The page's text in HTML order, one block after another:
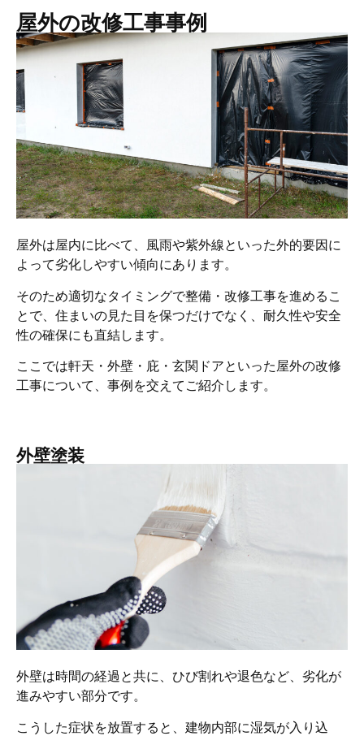
屋外の改修工事事例
屋外は屋内に比べて、風雨や紫外線といった外的要因に
よって劣化しやすい傾向にあります。
そのため適切なタイミングで整備・改修工事を進めるこ
とで、住まいの見た目を保つだけでなく、耐久性や安全
性の確保にも直結します。
ここでは軒天・外壁・庇・玄関ドアといった屋外の改修
工事について、事例を交えてご紹介します。
外壁塗装
外壁は時間の経過と共に、ひび割れや退色など、劣化が
進みやすい部分です。
こうした症状を放置すると、建物内部に湿気が入り込